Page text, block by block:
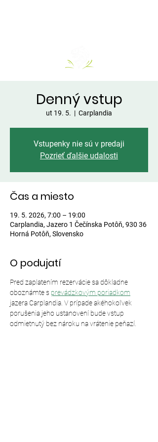
Denný vstup
ut 19. 5.
  |
Carplandia
Vstupenky nie sú v predaji
Pozrieť ďalšie udalosti
Čas a miesto
19. 5. 2026, 7:00 – 19:00
Carplandia, Jazero 1 Čečínska Potôň, 930 36
Horná Potôň, Slovensko
O podujatí
Pred zaplatením rezervácie sa dôkladne
oboznámte s prevádzkovým poriadkom
jazera Carplandia. V prípade akéhokoľvek
porušenia jeho ustanovení bude vstup
odmietnutý bez nároku na vrátenie peňazí.